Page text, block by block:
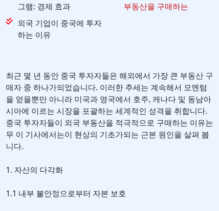
그램: 경제 효과
부동산을 구매하는
외국 기업이 중국에 투자
하는 이유
최근 몇 년 동안 중국 투자자들은 해외에서 가장 큰 부동산 구
매자 중 하나가되었습니다. 이러한 추세는 계속해서 모멘텀
을 얻을뿐만 아니라 미국과 영국에서 호주, 캐나다 및 동남아
시아에 이르는 시장을 포괄하는 세계적인 성격을 취합니다.
중국 투자자들이 외국 부동산을 적극적으로 구매하는 이유는
무 이 기사에서는이 현상의 기초가되는 근본 원인을 살펴 봅
니다.
1. 자산의 다각화
1.1 내부 불안정으로부터 자본 보호